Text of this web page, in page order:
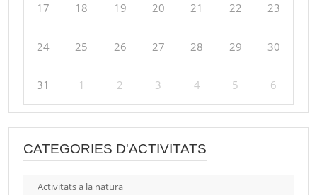
17 18 19 20 21 22 23
24 25 26 27 28 29 30
31 1 2 3 4 5 6
CATEGORIES D'ACTIVITATS
Activitats a la natura